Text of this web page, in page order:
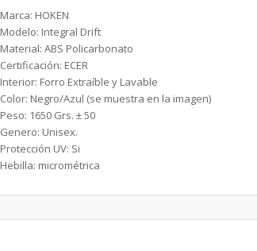
Marca: HOKEN
Modelo: Integral Drift
Material: ABS Policarbonato
Certificación: ECER
Interior: Forro Extraíble y Lavable
Color: Negro/Azul (se muestra en la imagen)
Peso: 1650 Grs. ± 50
Genero: Unisex.
Protección UV: Si
Hebilla: micrométrica